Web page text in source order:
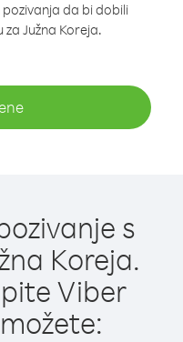
da bi dobili
Južna Koreja.
s
Koreja.
Viber